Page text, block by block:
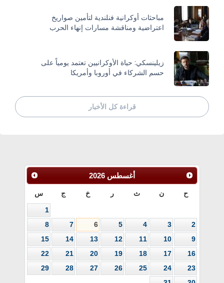
مباحثات أوكرانية فنلندية لتأمين صواريخ
اعتراضية ومناقشة مسارات إنهاء الحرب
زيلينسكي: حياة الأوكرانيين تعتمد يومياً على
حسم الشركاء في أوروبا وأمريكا
قراءة كل الأخبار
أغسطس 2026
ح ن ث ر خ ج س
1
2
3
4
5
6
7
8
9
10
11
12
13
14
15
16
17
18
19
20
21
22
23
24
25
26
27
28
29